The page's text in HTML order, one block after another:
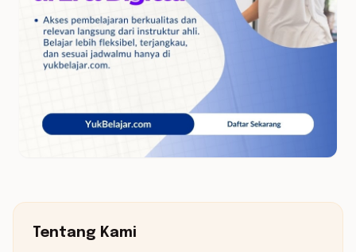
Tentang Kami